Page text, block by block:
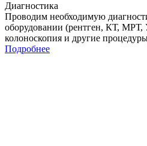
Диагностика
Проводим необходимую
оборудовании (рентген, КТ,
колоноскопия и другие
Подробнее